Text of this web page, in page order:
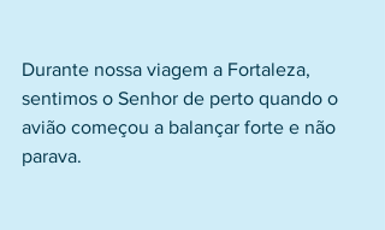
Durante nossa viagem a Fortaleza,
sentimos o Senhor de perto quando o
avião começou a balançar forte e não
parava.